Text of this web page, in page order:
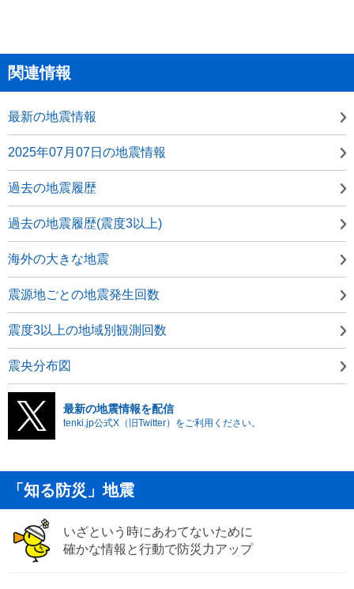
関連情報
最新の地震情報
2025年07月07日の地震情報
過去の地震履歴
過去の地震履歴(震度3以上)
海外の大きな地震
震源地ごとの地震発生回数
震度3以上の地域別観測回数
震央分布図
最新の地震情報を配信
tenki.jp公式X（旧Twitter）をご利用ください。
「知る防災」地震
いざという時にあわてないために
確かな情報と行動で防災力アップ